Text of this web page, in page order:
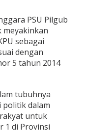
PSU Pilgub
meyakinkan
sebagai
dengan
5 tahun 2014
tubuhnya
politik dalam
untuk
1 di Provinsi